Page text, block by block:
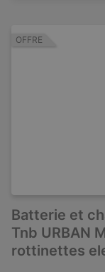
OFFRE
Batterie et
Tnb URBAN
rottinettes